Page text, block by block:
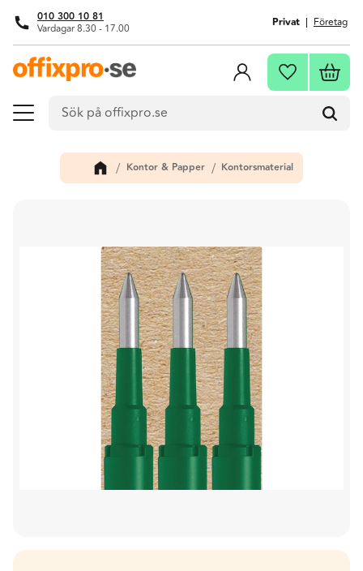
Meny
010 300 10 81
Vardagar 8.30 - 17.00 Privat Företag
Favoriter
Kontor & Papper Kontorsmaterial